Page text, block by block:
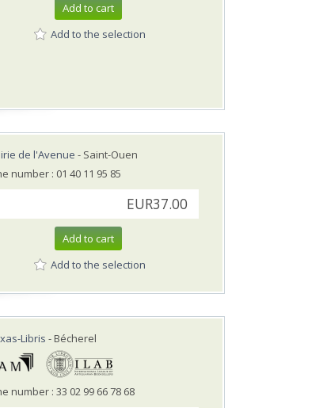
Add to cart
Add to the selection
de l'Avenue - Saint-Ouen
number : 01 40 11 95 85
EUR37.00
Add to cart
Add to the selection
Libris - Bécherel
number : 33 02 99 66 78 68